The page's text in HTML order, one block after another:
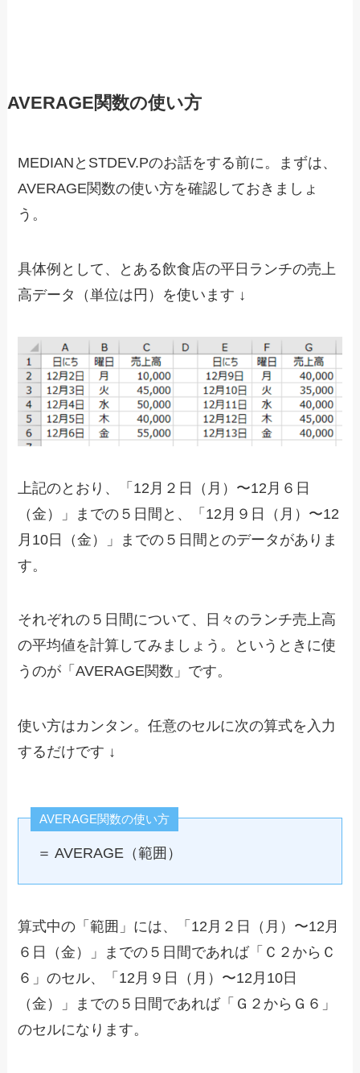
AVERAGE関数の使い方
MEDIANとSTDEV.Pのお話をする前に。まずは、
AVERAGE関数の使い方を確認しておきましょ
う。
具体例として、とある飲食店の平日ランチの売上
高データ（単位は円）を使います ↓
上記のとおり、「12月２日（月）〜12月６日
（金）」までの５日間と、「12月９日（月）〜12
月10日（金）」までの５日間とのデータがありま
す。
それぞれの５日間について、日々のランチ売上高
の平均値を計算してみましょう。というときに使
うのが「AVERAGE関数」です。
使い方はカンタン。任意のセルに次の算式を入力
するだけです ↓
AVERAGE関数の使い方
＝ AVERAGE（範囲）
算式中の「範囲」には、「12月２日（月）〜12月
６日（金）」までの５日間であれば「Ｃ２からＣ
６」のセル、「12月９日（月）〜12月10日
（金）」までの５日間であれば「Ｇ２からＧ６」
のセルになります。